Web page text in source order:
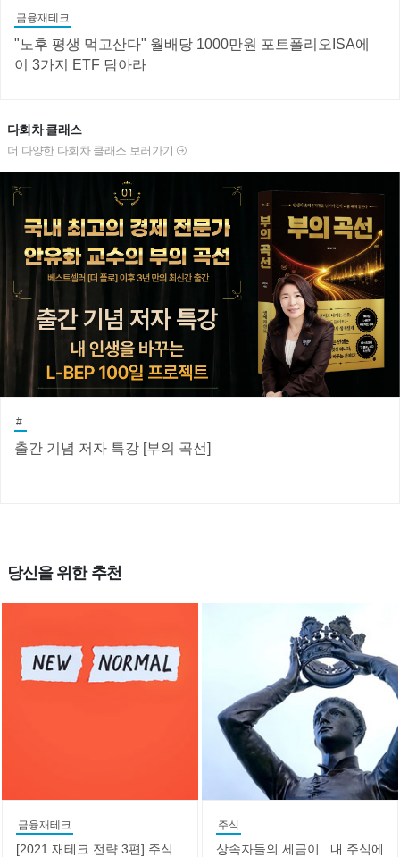
금융재테크
"노후 평생 먹고산다" 월배당 1000만원 포트폴리오ISA에
이 3가지 ETF 담아라
다회차 클래스
더 다양한 다회차 클래스 보러가기
#
출간 기념 저자 특강 [부의 곡선]
당신을 위한 추천
금융재테크
[2021 재테크 전략 3편] 주식
주식
상속자들의 세금이...내 주식에